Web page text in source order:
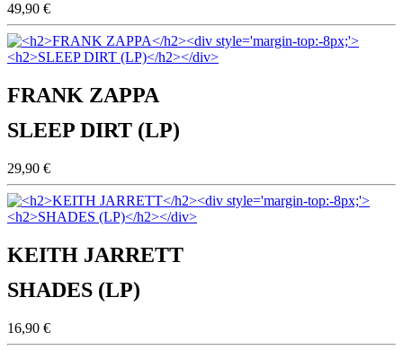
49,90 €
FRANK ZAPPA
SLEEP DIRT (LP)
29,90 €
KEITH JARRETT
SHADES (LP)
16,90 €